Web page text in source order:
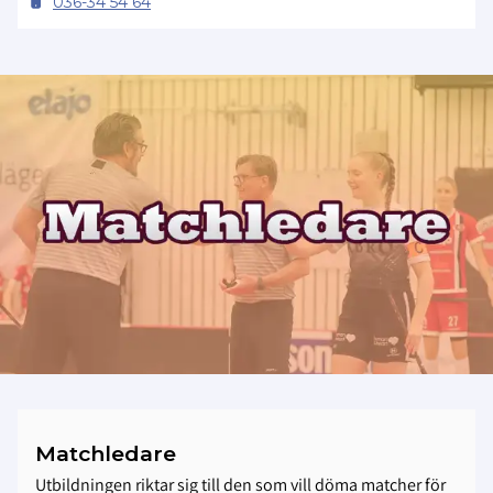
Matchledare
Utbildningen riktar sig till den som vill döma matcher för